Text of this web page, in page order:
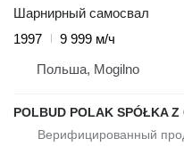
Шарнирный самосвал
1997
9 999 м/ч
Польша, Mogilno